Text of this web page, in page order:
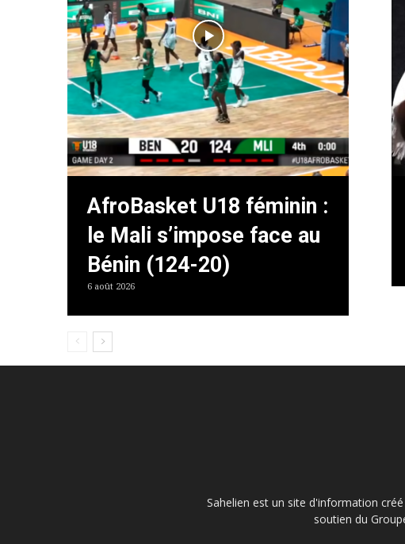
AfroBasket U18 féminin :
le Mali s’impose face au
Bénin (124-20)
6 août 2026
Sahelien est un site d'information
soutien du